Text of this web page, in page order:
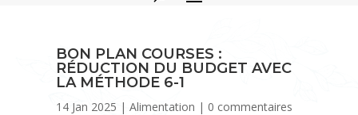
BON PLAN COURSES :
RÉDUCTION DU BUDGET AVEC
LA MÉTHODE 6-1
14 Jan 2025 | Alimentation | 0 commentaires